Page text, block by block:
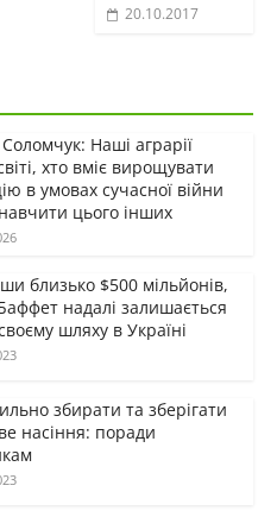
20.10.2017
Наші аграрії
хто вміє вирощувати
в умовах сучасної війни
цього інших
близько $500 мільйонів,
надалі залишається
шляху в Україні
збирати та зберігати
насіння: поради